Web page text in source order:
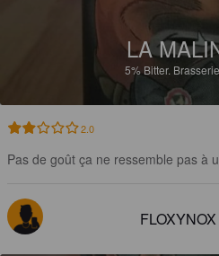
LA
5% Bitter.
2.0
Pas de goût ça ne ressemble pas à
FLOXYNOX